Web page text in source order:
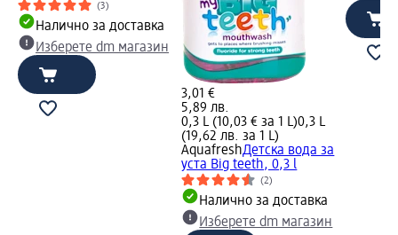
(3)
Налично за доставка
Изберете dm магазин
3,01 €
5,89 лв.
0,3 L (10,03 € за 1 L)0,3 L
(19,62 лв. за 1 L)
AquafreshДетска вода за
уста Big teeth, 0,3 l
(2)
Налично за доставка
Изберете dm магазин